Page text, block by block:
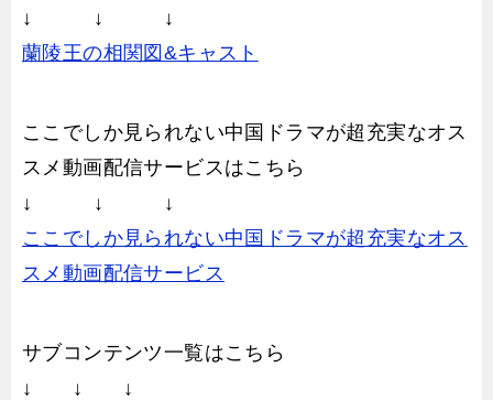
↓ ↓ ↓
蘭陵王の相関図&キャスト
ここでしか見られない中国ドラマが超充実なオス
スメ動画配信サービスはこちら
↓ ↓ ↓
ここでしか見られない中国ドラマが超充実なオス
スメ動画配信サービス
サブコンテンツ一覧はこちら
↓ ↓ ↓